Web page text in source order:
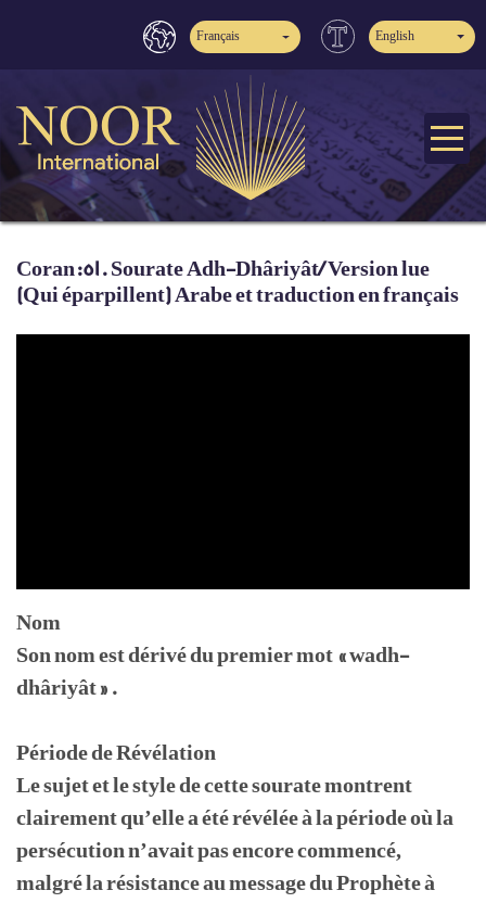
Français English
Coran:51. Sourate Adh-Dhâriyât/ Version lue
(Qui éparpillent) Arabe et traduction en français
Nom
Son nom est dérivé du premier mot « wadh-
dhâriyât ».
Période de Révélation
Le sujet et le style de cette sourate montrent
clairement qu’elle a été révélée à la période où la
persécution n’avait pas encore commencé,
malgré la résistance au message du Prophète à